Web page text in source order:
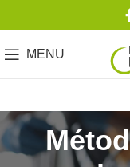
MENU